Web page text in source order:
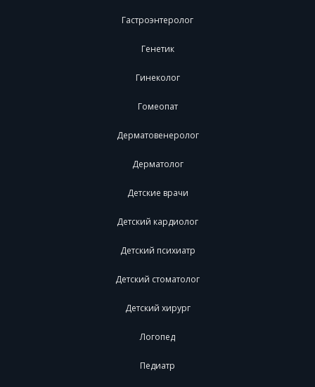
Гастроэнтеролог
Генетик
Гинеколог
Гомеопат
Дерматовенеролог
Дерматолог
Детские врачи
Детский кардиолог
Детский психиатр
Детский стоматолог
Детский хирург
Логопед
Педиатр